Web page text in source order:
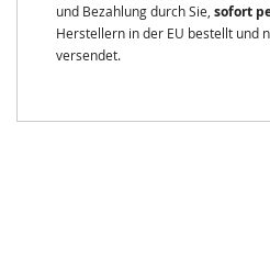
und Bezahlung durch Sie, sofort
Herstellern in der EU bestellt und
versendet.